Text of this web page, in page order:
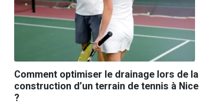
Comment optimiser le drainage lors de la
construction d’un terrain de tennis à Nice
?